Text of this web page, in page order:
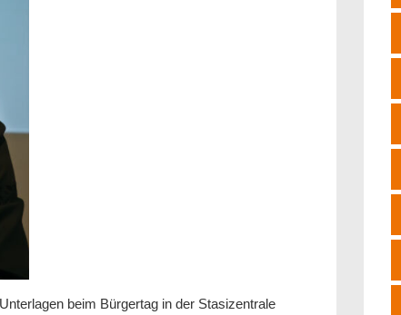
beim Bürgertag in der Stasizentrale